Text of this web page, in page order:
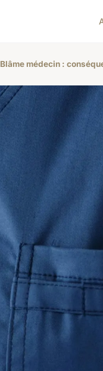
Blâme médecin :